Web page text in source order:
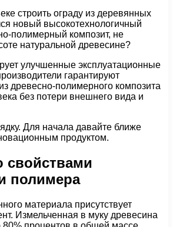
строить ограду из деревянных
новый высокотехнологичный
полимерный композит, не
натуральной древесине?
улучшенные эксплуатационные
гарантируют
древесно-полимерного композита
без потери внешнего вида и
Для начала давайте ближе
продуктом.
свойствами
полимера
материала присутствует
Измельченная в муку древесина